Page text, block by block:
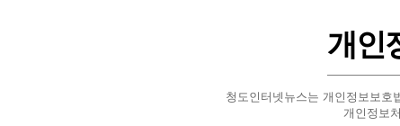
개인
청도인터넷뉴스는 개인정보보호
개인정보